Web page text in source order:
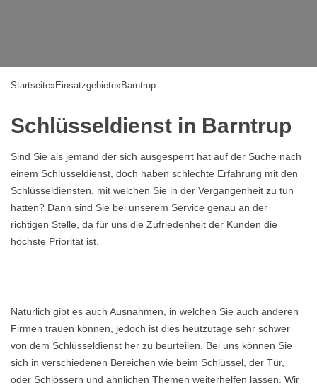
Startseite»Einsatzgebiete»Barntrup
Schlüsseldienst in Barntrup
Sind Sie als jemand der sich ausgesperrt hat auf der Suche nach
einem Schlüsseldienst, doch haben schlechte Erfahrung mit den
Schlüsseldiensten, mit welchen Sie in der Vergangenheit zu tun
hatten? Dann sind Sie bei unserem Service genau an der
richtigen Stelle, da für uns die Zufriedenheit der Kunden die
höchste Priorität ist.
Natürlich gibt es auch Ausnahmen, in welchen Sie auch anderen
Firmen trauen können, jedoch ist dies heutzutage sehr schwer
von dem Schlüsseldienst her zu beurteilen. Bei uns können Sie
sich in verschiedenen Bereichen wie beim Schlüssel, der Tür,
oder Schlössern und ähnlichen Themen weiterhelfen lassen. Wir